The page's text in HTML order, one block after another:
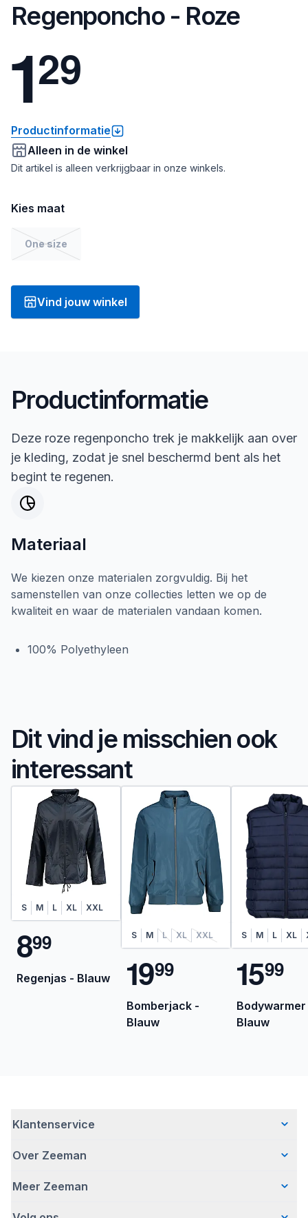
Regenponcho - Roze
129
Productinformatie
Alleen in de winkel
Dit artikel is alleen verkrijgbaar in onze winkels.
Kies maat
One size
Vind jouw winkel
Productinformatie
Deze roze regenponcho trek je makkelijk aan over
je kleding, zodat je snel beschermd bent als het
begint te regenen.
Materiaal
We kiezen onze materialen zorgvuldig. Bij het
samenstellen van onze collecties letten we op de
kwaliteit en waar de materialen vandaan komen.
100% Polyethyleen
Dit vind je misschien ook
interessant
S M L XL XXL
899
Regenjas - Blauw
S M L XL XXL
1999
Bomberjack -
Blauw
S M L XL
1599
Blauw
Klantenservice
Veelgestelde vragen
Bezorgen
Over Zeeman
Wie wij zijn
Meer Zeeman